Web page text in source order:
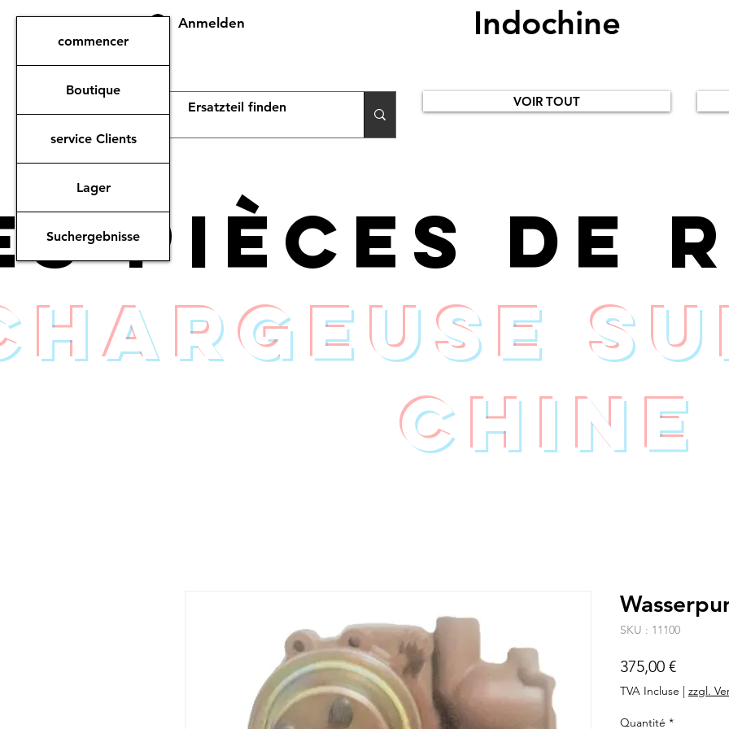
commencer
Boutique
service Clients
Lager
Suchergebnisse
Anmelden Indochine
VOIR TOUT
pièces de
Chine
SKU : 11100
375,00 €Prix
TVA Incluse | zzgl.
Quantité *